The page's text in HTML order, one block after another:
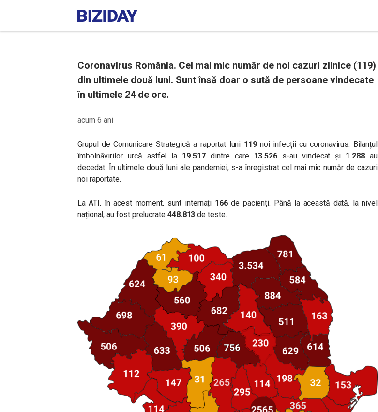
Coronavirus România. Cel mai mic număr de noi cazuri zilnice (119)
din ultimele două luni. Sunt însă doar o sută de persoane vindecate
în ultimele 24 de ore.
acum 6 ani
Grupul de Comunicare Strategică a raportat luni 119noi infecții cu coronavirus. Bilanțul
îmbolnăvirilor urcă astfel la 19.517 dintre care 13.526 s-au vindecat și 1.288 au
decedat. În ultimele două luni ale pandemiei, s-a înregistrat cel mai mic număr de cazuri
noi raportate.
La ATI, în acest moment, sunt internați 166de pacienți. Până la această dată, la nivel
național, au fost prelucrate 448.813 de teste.